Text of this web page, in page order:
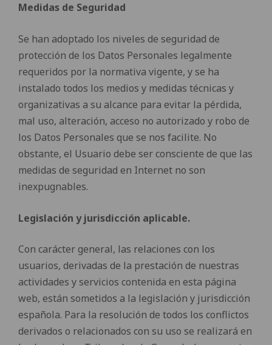
Medidas de Seguridad
Se han adoptado los niveles de seguridad de
protección de los Datos Personales legalmente
requeridos por la normativa vigente, y se ha
instalado todos los medios y medidas técnicas y
organizativas a su alcance para evitar la pérdida,
mal uso, alteración, acceso no autorizado y robo de
los Datos Personales que se nos facilite. No
obstante, el Usuario debe ser consciente de que las
medidas de seguridad en Internet no son
inexpugnables.
Legislación y jurisdicción aplicable.
Con carácter general, las relaciones con los
usuarios, derivadas de la prestación de nuestras
actividades y servicios contenida en esta página
web, están sometidos a la legislación y jurisdicción
española. Para la resolución de todos los conflictos
derivados o relacionados con su uso se realizará en